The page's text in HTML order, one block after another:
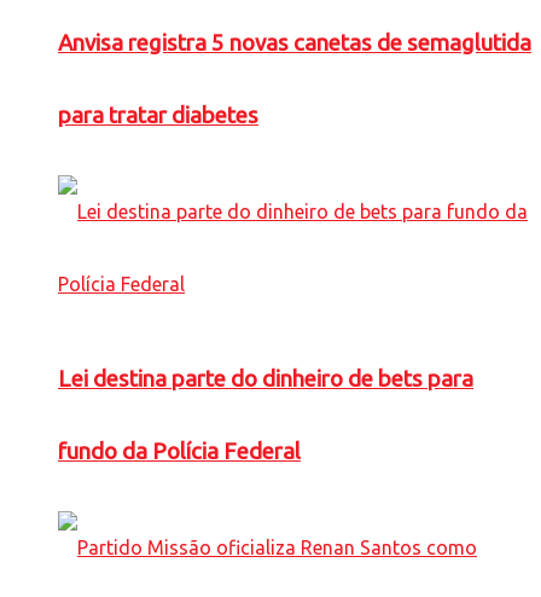
Anvisa registra 5 novas canetas de semaglutida
para tratar diabetes
Lei destina parte do dinheiro de bets para
fundo da Polícia Federal